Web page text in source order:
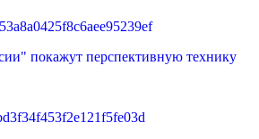
покажут перспективную технику